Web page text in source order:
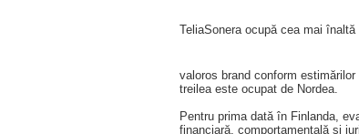
TeliaSonera ocupă cea mai
valoros brand conform
treilea este ocupat de Nordea.
Pentru prima dată în Finlanda,
financiară, comportamentală şi